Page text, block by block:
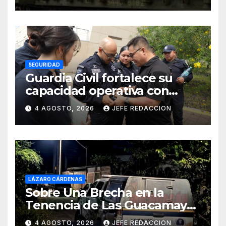
SEGURIDAD
Guardia Civil fortalece su
capacidad operativa con
formación táctica en drones
4 AGOSTO, 2026 JEFE REDACCION
LÁZARO CÁRDENAS
Sobre Una Brecha en la
Tenencia de Las Guacamayas
de LZC. Asesinan a balazos a
4 AGOSTO, 2026 JEFE REDACCION